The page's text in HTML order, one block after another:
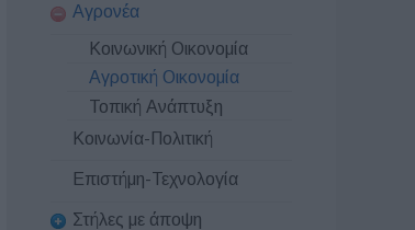
Αγρονέα
Κοινωνική Οικονομία
Αγροτική Οικονομία
Τοπική Ανάπτυξη
Κοινωνία-Πολιτική
Επιστήμη-Τεχνολογία
Στήλες με άποψη